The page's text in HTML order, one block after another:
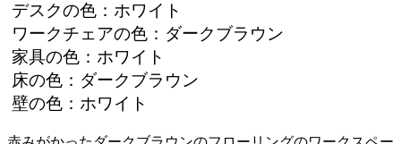
デスクの色：ホワイト
ワークチェアの色：ダークブラウン
家具の色：ホワイト
床の色：ダークブラウン
壁の色：ホワイト